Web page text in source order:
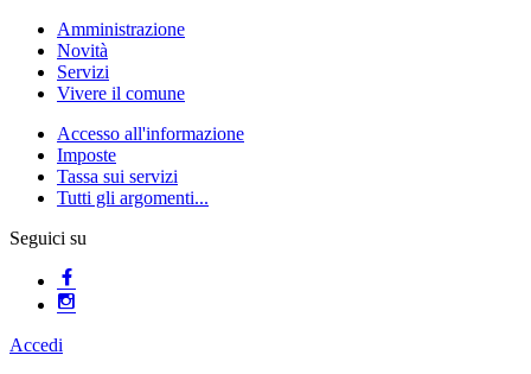
Amministrazione
Novità
Servizi
Vivere il comune
Accesso all'informazione
Imposte
Tassa sui servizi
Tutti gli argomenti...
Seguici su
Accedi